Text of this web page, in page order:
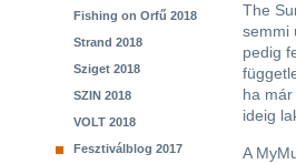
Fishing on Orfű 2018
Strand 2018
Sziget 2018
SZIN 2018
VOLT 2018
Fesztiválblog 2017
The
semmi
pedig
ha
ideig
A